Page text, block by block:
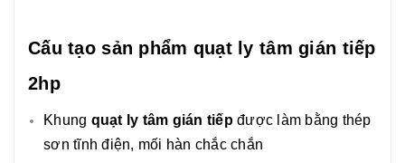
Cấu tạo sản phẩm quạt ly tâm gián tiếp
2hp
Khung quạt ly tâm gián tiếpđược làm bằng thép
sơn tĩnh điện, mối hàn chắc chắn